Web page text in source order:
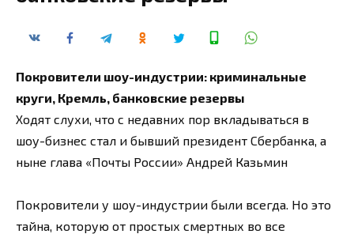
Покровители шоу-индустрии: криминальные
круги, Кремль, банковские резервы
Ходят слухи, что с недавних пор вкладываться в
шоу-бизнес стал и бывший президент Сбербанка, а
ныне глава «Почты России» Андрей Казьмин
Покровители у шоу-индустрии были всегда. Но это
тайна, которую от простых смертных во все